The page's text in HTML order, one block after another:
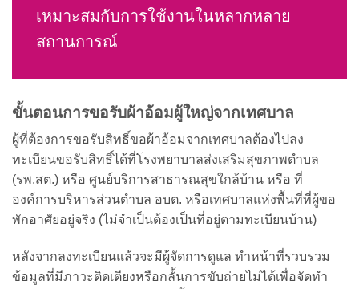
เหมาะสมกับการใช้งานในหลากหลาย
สถานการณ์
ขั้นตอนการขอรับผ้าอ้อมผู้ใหญ่จากเทศบาล
ผู้ที่ต้องการขอรับสิทธิ์ขอผ้าอ้อมจากเทศบาลต้องไปลง
ทะเบียนขอรับสิทธิ์ได้ที่โรงพยาบาลส่งเสริมสุขภาพตำบล
(รพ.สต.) หรือ ศูนย์บริการสาธารณสุขใกล้บ้าน หรือ ที่
องค์การบริหารส่วนตำบล อบต. หรือเทศบาลแห่งพื้นที่ที่ผู้ขอ
พักอาศัยอยู่จริง (ไม่จำเป็นต้องเป็นที่อยู่ตามทะเบียนบ้าน)
หลังจากลงทะเบียนแล้วจะมีผู้จัดการดูแล ทำหน้าที่รวบรวม
ข้อมูลที่มีภาวะติดเตียงหรือกลั้นการขับถ่ายไม่ได้เพื่อจัดทำ